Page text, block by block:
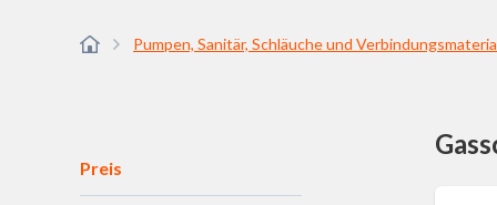
Pumpen, Sanitär, Schläuche und
Preis